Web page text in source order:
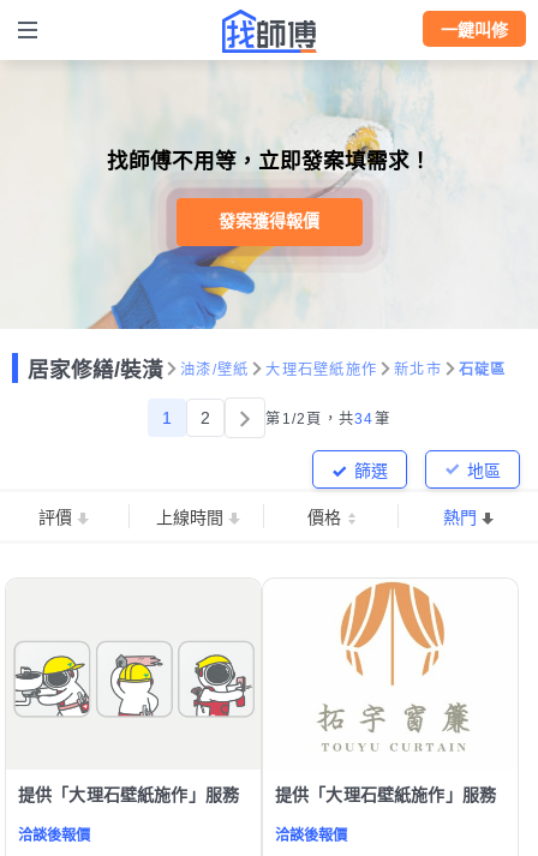
一鍵叫修
找師傅不用等，立即發案填需求！
發案獲得報價
居家修繕/裝潢 油漆/壁紙 大理石壁紙施作 新北市 石碇區
1 2 第1/2頁， 共34筆
地區
篩選
評價 上線時間 價格 熱門
提供「大理石壁紙施作」服務
洽談後報價
提供「大理石壁紙施作」服務
洽談後報價